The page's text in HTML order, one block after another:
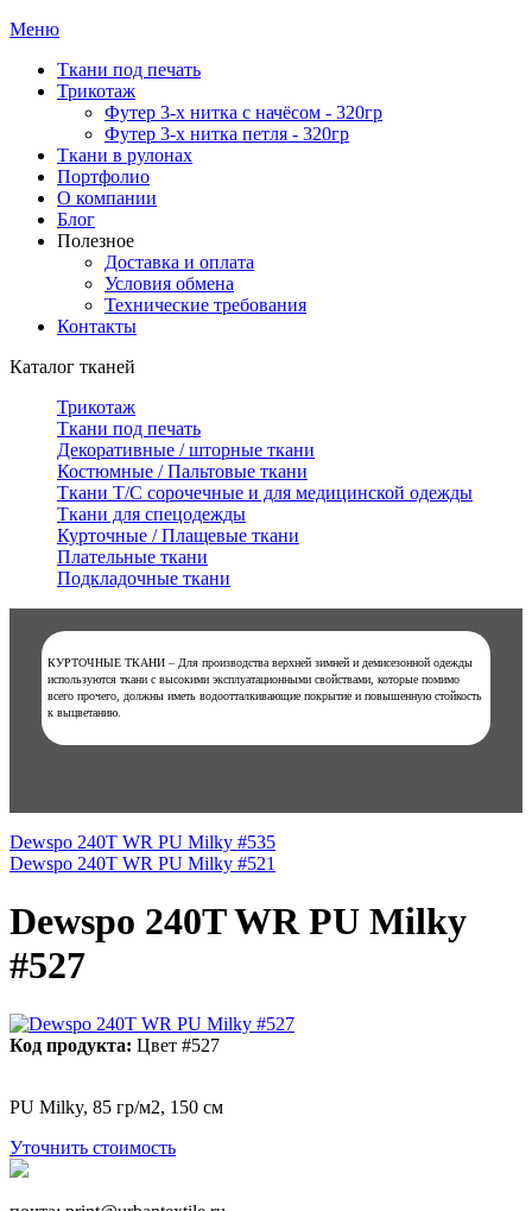
Меню
Ткани под печать
Трикотаж
Футер 3-х нитка с начёсом - 320гр
Футер 3-х нитка петля - 320гр
Ткани в рулонах
Портфолио
О компании
Блог
Полезное
Доставка и оплата
Условия обмена
Технические требования
Контакты
Каталог тканей
Трикотаж
Ткани под печать
Декоративные / шторные ткани
Костюмные / Пальтовые ткани
Ткани Т/С сорочечные и для медицинской одежды
Ткани для спецодежды
Курточные / Плащевые ткани
Плательные ткани
Подкладочные ткани
КУРТОЧНЫЕ ТКАНИ – Для производства верхней зимней и демисезонной одежды
используются ткани с высокими эксплуатационными свойствами, которые помимо
всего прочего, должны иметь водоотталкивающие покрытие и повышенную стойкость
к выцветанию.
Dewspo 240T WR PU Milky #535
Dewspo 240T WR PU Milky #521
Dewspo 240T WR PU Milky
#527
Код продукта: Цвет #527
PU Milky, 85 гр/м2, 150 см
Уточнить стоимость